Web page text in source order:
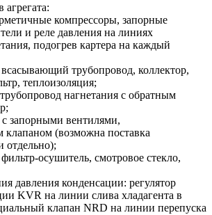
агрегата:
компрессоры, запорные
и реле давления на линиях
подогрев картера на каждый
трубопровод, коллектор,
теплоизоляция;
нагнетания с обратным
с запорными вентилями,
клапаном (возможна поставка
отдельно);
осушитель, смотровое стекло,
давления конденсации: регулятор
KVR на линии слива хладагента в
клапан NRD на линии перепуска